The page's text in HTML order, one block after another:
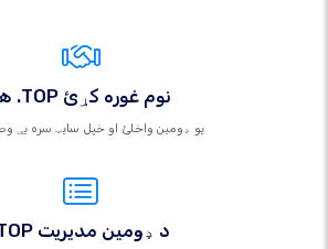
هر .TOP نوم غوره کړئ
یو ډومین واخلئ او خپل سایټ سره یې
.TOP د ډومین مدیریت